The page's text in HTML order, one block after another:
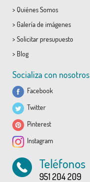
> Quiénes Somos
> Galería de imágenes
> Solicitar presupuesto
> Blog
Socializa con nosotros
Facebook
Twitter
Pinterest
Instagram
Teléfonos
951 204 209